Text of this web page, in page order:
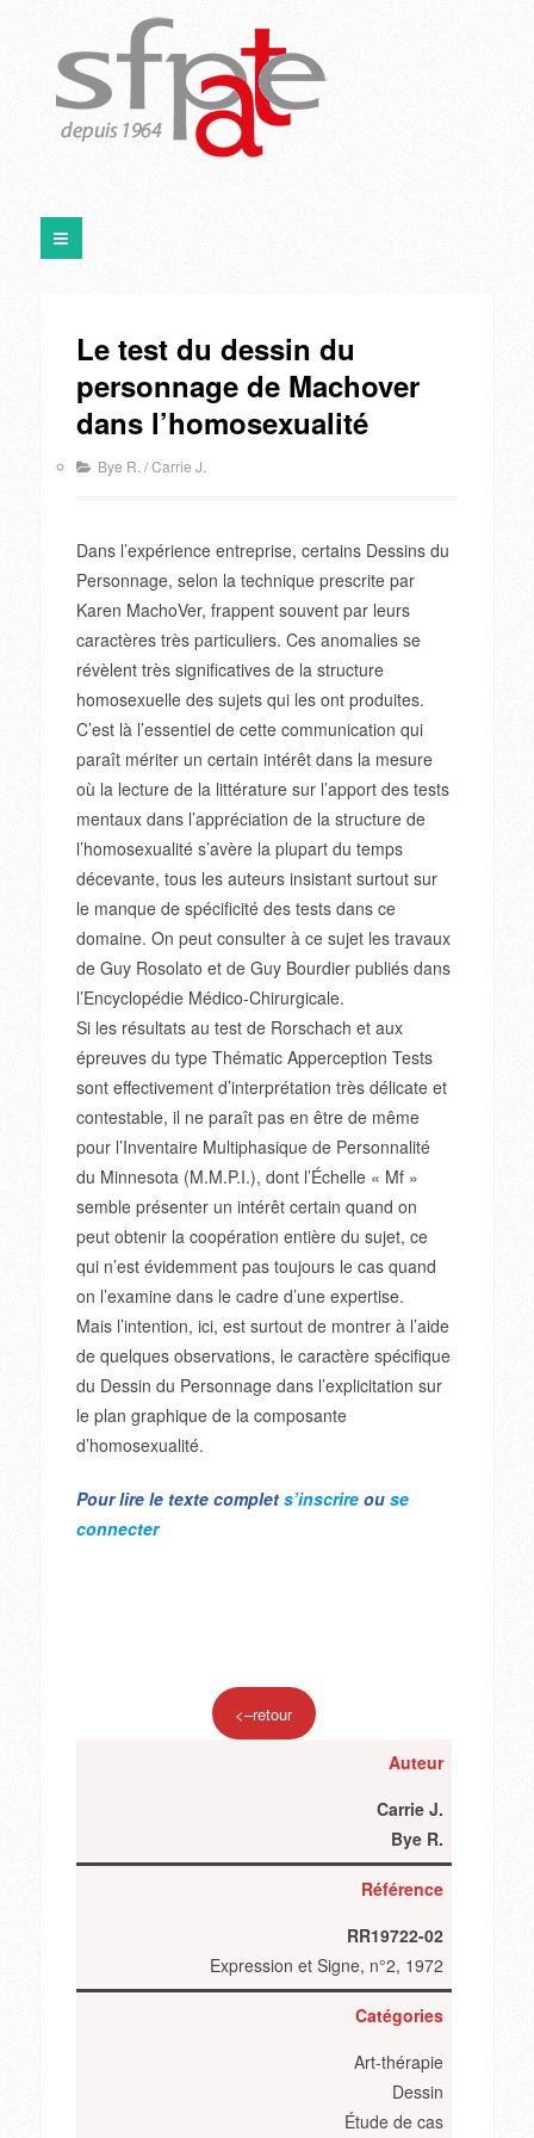
Le test du dessin du
personnage de Machover
dans l’homosexualité
Bye R. /Carrie J.
Dans l’expérience entreprise, certains Dessins du
Personnage, selon la technique prescrite par
Karen MachoVer, frappent souvent par leurs
caractères très particuliers. Ces anomalies se
révèlent très significatives de la structure
homosexuelle des sujets qui les ont produites.
C’est là l’essentiel de cette communication qui
paraît mériter un certain intérêt dans la mesure
où la lecture de la littérature sur l’apport des tests
mentaux dans l’appréciation de la structure de
l’homosexualité s’avère la plupart du temps
décevante, tous les auteurs insistant surtout sur
le manque de spécificité des tests dans ce
domaine. On peut consulter à ce sujet les travaux
de Guy Rosolato et de Guy Bourdier publiés dans
l’Encyclopédie Médico-Chirurgicale.
Si les résultats au test de Rorschach et aux
épreuves du type Thématic Apperception Tests
sont effectivement d’interprétation très délicate et
contestable, il ne paraît pas en être de même
pour l’Inventaire Multiphasique de Personnalité
du Minnesota (M.M.P.I.), dont l’Échelle « Mf »
semble présenter un intérêt certain quand on
peut obtenir la coopération entière du sujet, ce
qui n’est évidemment pas toujours le cas quand
on l’examine dans le cadre d’une expertise.
Mais l’intention, ici, est surtout de montrer à l’aide
de quelques observations, le caractère spécifique
du Dessin du Personnage dans l’explicitation sur
le plan graphique de la composante
d’homosexualité.
Pour lire le texte complet s’inscrireou se
connecter
<–retour
Auteur
Carrie J.
Bye R.
Référence
RR19722-02
Expression et Signe, n°2, 1972
Catégories
Art-thérapie
Dessin
Étude de cas